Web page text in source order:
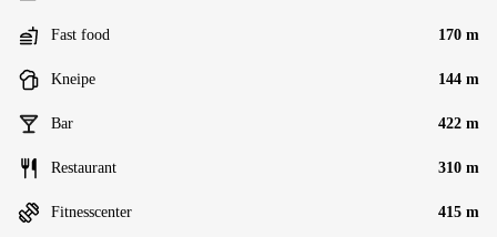
Fast food 170 m
Kneipe 144 m
Bar 422 m
Restaurant 310 m
Fitnesscenter 415 m